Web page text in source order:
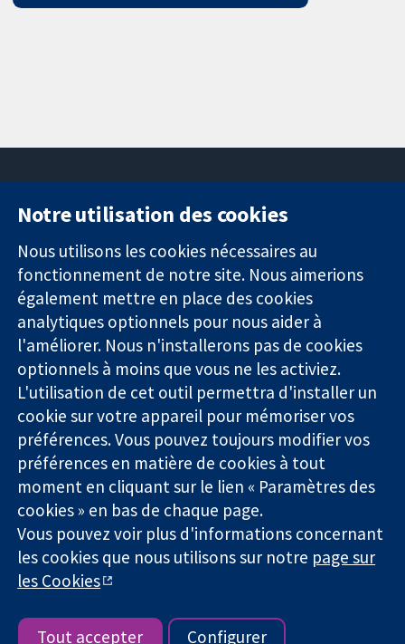
Des données
probantes.
Des décisions
éclairées.
Une meilleure
santé.
11-13 Cavendish
Square
Londres
W1G0AN
Royaume-Uni
nous
Actualités
Service de
presse
Qui sommes-
nous
Offres
d'emploi
Library
La Collaboration Cochrane est une association caritative (n°
1045921) et une société à responsabilité limitée par garantie (n°
03044323) enregistrée en Angleterre et au Pays de Galles. Numéro
de TVA : GB 718 2127 49.
Copyright © 2026 The Cochrane Collaboration
confidentialité|Politique d'usage des cookies
Notre utilisation des cookies
Nous utilisons les cookies nécessaires au
fonctionnement de notre site. Nous aimerions
également mettre en place des cookies
analytiques optionnels pour nous aider à
l'améliorer. Nous n'installerons pas de cookies
optionnels à moins que vous ne les activiez.
L'utilisation de cet outil permettra d'installer un
cookie sur votre appareil pour mémoriser vos
préférences. Vous pouvez toujours modifier vos
préférences en matière de cookies à tout
moment en cliquant sur le lien « Paramètres des
cookies » en bas de chaque page.
Vous pouvez voir plus d'informations concernant
les cookies que nous utilisons sur notre page sur
les Cookies
Tout accepter Configurer